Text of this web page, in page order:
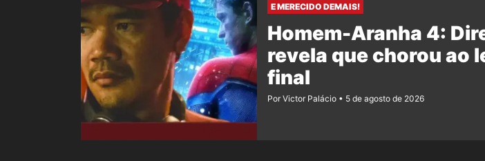
E MERECIDO DEMAIS!
Homem-Aranha 4:
revela que chorou ao
final
Por Victor Palácio 5 de agosto de 2026